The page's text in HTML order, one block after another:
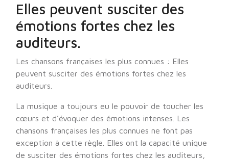
Elles peuvent susciter des
émotions fortes chez les
auditeurs.
Les chansons françaises les plus connues : Elles
peuvent susciter des émotions fortes chez les
auditeurs.
La musique a toujours eu le pouvoir de toucher les
cœurs et d’évoquer des émotions intenses. Les
chansons françaises les plus connues ne font pas
exception à cette règle. Elles ont la capacité unique
de susciter des émotions fortes chez les auditeurs,